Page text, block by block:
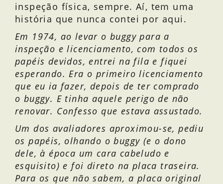
inspeção física, sempre. Aí, tem uma
história que nunca contei por aqui.
Em 1974, ao levar o buggy para a
inspeção e licenciamento, com todos os
papéis devidos, entrei na fila e fiquei
esperando. Era o primeiro licenciamento
que eu ia fazer, depois de ter comprado
o buggy. E tinha aquele perigo de não
renovar. Confesso que estava assustado.
Um dos avaliadores aproximou-se, pediu
os papéis, olhando o buggy (e o dono
dele, à época um cara cabeludo e
esquisito) e foi direto na placa traseira.
Para os que não sabem, a placa original